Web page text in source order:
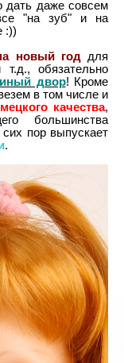
дать даже совсем
"на зуб" и на
:))
новый годдля
обязательно
двор! Кроме
в том числе и
качества,
большинства
пор выпускает
.